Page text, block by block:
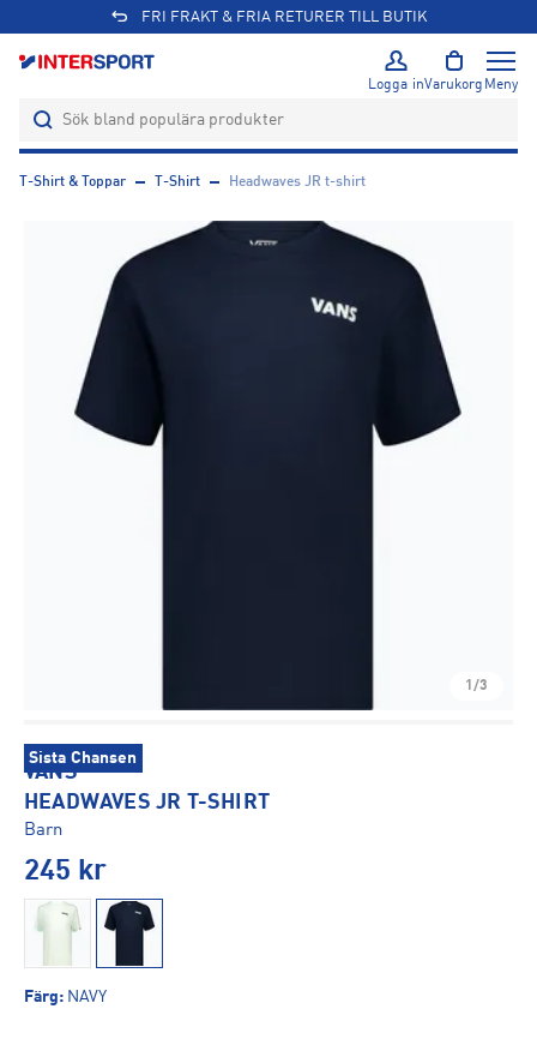
FRI FRAKT & FRIA RETURER TILL BUTIK
Logga inVarukorg Meny
T-Shirt & Toppar T-Shirt Headwaves JR t-shirt
1/3
Sista Chansen
VANS
HEADWAVES JR T-SHIRT
Barn
245 kr
Färg: NAVY